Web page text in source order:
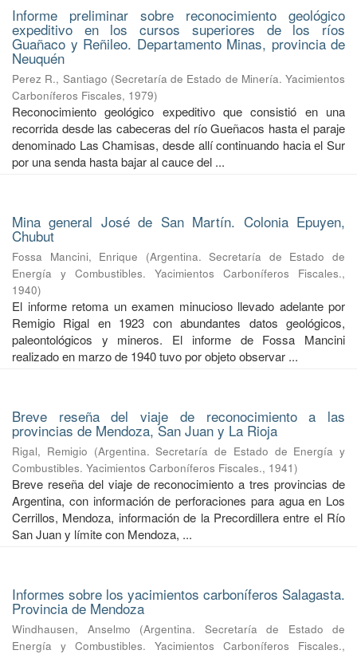
Informe preliminar sobre reconocimiento geológico
expeditivo en los cursos superiores de los ríos
Guañaco y Reñileo. Departamento Minas, provincia de
Neuquén
Perez R., Santiago (Secretaría de Estado de Minería. Yacimientos
Carboníferos Fiscales, 1979)
Reconocimiento geológico expeditivo que consistió en una
recorrida desde las cabeceras del río Gueñacos hasta el paraje
denominado Las Chamisas, desde allí continuando hacia el Sur
por una senda hasta bajar al cauce del ...
Mina general José de San Martín. Colonia Epuyen,
Chubut
Fossa Mancini, Enrique (Argentina. Secretaría de Estado de
Energía y Combustibles. Yacimientos Carboníferos Fiscales.,
1940)
El informe retoma un examen minucioso llevado adelante por
Remigio Rigal en 1923 con abundantes datos geológicos,
paleontológicos y mineros. El informe de Fossa Mancini
realizado en marzo de 1940 tuvo por objeto observar ...
Breve reseña del viaje de reconocimiento a las
provincias de Mendoza, San Juan y La Rioja
Rigal, Remigio (Argentina. Secretaría de Estado de Energía y
Combustibles. Yacimientos Carboníferos Fiscales., 1941)
Breve reseña del viaje de reconocimiento a tres provincias de
Argentina, con información de perforaciones para agua en Los
Cerrillos, Mendoza, información de la Precordillera entre el Río
San Juan y límite con Mendoza, ...
Informes sobre los yacimientos carboníferos Salagasta.
Provincia de Mendoza
Windhausen, Anselmo (Argentina. Secretaría de Estado de
Energía y Combustibles. Yacimientos Carboníferos Fiscales.,